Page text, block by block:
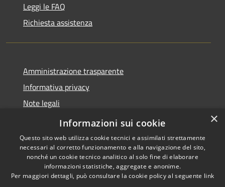
Leggi le FAQ
Richiesta assistenza
Amministrazione trasparente
Informativa privacy
Note legali
Dichiarazione di accessibilità
Accessibilità
Copyright © 2026 • Comune di
Varzi • Powered by
×
Informazioni sui cookie
Questo sito web utilizza cookie tecnici e assimilati strettamente
necessari al corretto funzionamento e alla navigazione del sito,
nonché un cookie tecnico analitico al solo fine di elaborare
informazioni statistiche, aggregate e anonime.
Per maggiori dettagli, può consultare la cookie policy al seguente link